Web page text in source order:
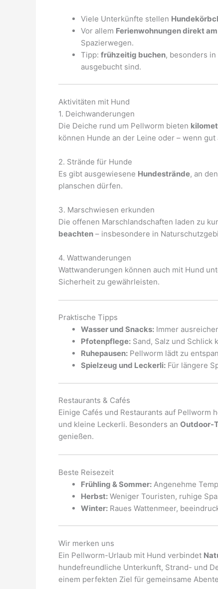
Viele Unterkünfte stellen
Vor allem Ferienwohnungen direkt
Spazierwegen.
Tipp: frühzeitig buchen, besonders
ausgebucht sind.
Aktivitäten mit Hund
1. Deichwanderungen
Die Deiche rund um Pellworm bieten
können Hunde an der Leine oder – wenn
2. Strände für Hunde
Es gibt ausgewiesene Hundestrände, an
planschen dürfen.
3. Marschwiesen erkunden
Die offenen Marschlandschaften laden zu
beachten – insbesondere in
4. Wattwanderungen
Wattwanderungen können auch mit Hund
Sicherheit zu gewährleisten.
Praktische Tipps
Wasser und Snacks: Immer
Pfotenpflege: Sand, Salz und Schlick
Ruhepausen: Pellworm lädt zu
Spielzeug und Leckerli: Für längere
Restaurants & Cafés
Einige Cafés und Restaurants auf Pellworm
und kleine Leckerli. Besonders an Outdoor-
genießen.
Beste Reisezeit
Frühling & Sommer: Angenehme
Herbst: Weniger Touristen, ruhige
Winter: Raues Wattenmeer,
Wir merken uns
Ein Pellworm-Urlaub mit Hund verbindet
hundefreundliche Unterkunft, Strand- und
einem perfekten Ziel für gemeinsame